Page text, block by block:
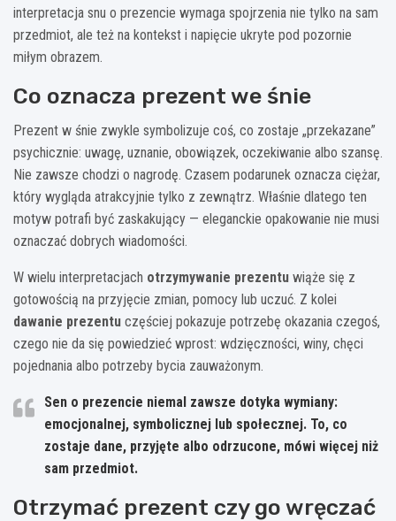
interpretacja snu o prezencie wymaga spojrzenia nie tylko na sam
przedmiot, ale też na kontekst i napięcie ukryte pod pozornie
miłym obrazem.
Co oznacza prezent we śnie
Prezent w śnie zwykle symbolizuje coś, co zostaje „przekazane”
psychicznie: uwagę, uznanie, obowiązek, oczekiwanie albo szansę.
Nie zawsze chodzi o nagrodę. Czasem podarunek oznacza ciężar,
który wygląda atrakcyjnie tylko z zewnątrz. Właśnie dlatego ten
motyw potrafi być zaskakujący — eleganckie opakowanie nie musi
oznaczać dobrych wiadomości.
W wielu interpretacjach otrzymywanie prezentu wiąże się z
gotowością na przyjęcie zmian, pomocy lub uczuć. Z kolei
dawanie prezentu częściej pokazuje potrzebę okazania czegoś,
czego nie da się powiedzieć wprost: wdzięczności, winy, chęci
pojednania albo potrzeby bycia zauważonym.
Sen o prezencie niemal zawsze dotyka wymiany:
emocjonalnej, symbolicznej lub społecznej. To, co
zostaje dane, przyjęte albo odrzucone, mówi więcej niż
sam przedmiot.
Otrzymać prezent czy go wręczać